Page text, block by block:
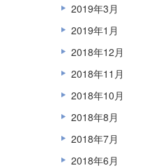
2019年3月
2019年1月
2018年12月
2018年11月
2018年10月
2018年8月
2018年7月
2018年6月